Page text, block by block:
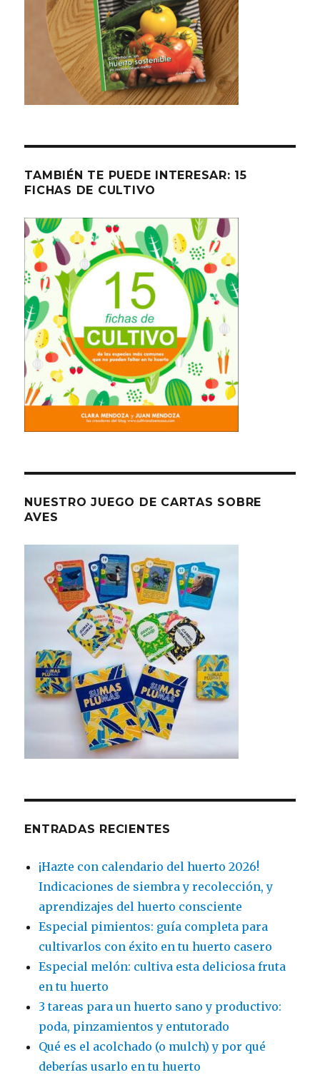
TAMBIÉN TE PUEDE INTERESAR: 15
FICHAS DE CULTIVO
NUESTRO JUEGO DE CARTAS SOBRE
AVES
ENTRADAS RECIENTES
¡Hazte con calendario del huerto 2026!
Indicaciones de siembra y recolección, y
aprendizajes del huerto consciente
Especial pimientos: guía completa para
cultivarlos con éxito en tu huerto casero
Especial melón: cultiva esta deliciosa fruta
en tu huerto
3 tareas para un huerto sano y productivo:
poda, pinzamientos y entutorado
Qué es el acolchado (o mulch) y por qué
deberías usarlo en tu huerto